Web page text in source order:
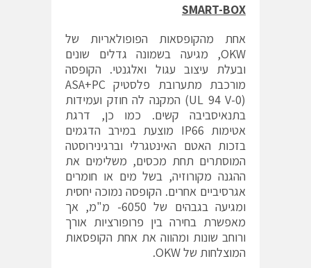
SMART-BOX
אחת מהקופסאות הפופולאריות של
OKW, מגיעה בשמונה גדלים שונים
ובעלת עיצוב עגול ואלגנטי. הקופסה
מורכבת מתערובת פלסטיק ASA+PC
(UL 94 V-0) המקנה לה חוזק ועמידות
בתנאיסביבה קשים. כמו כן, דרגת
אטימות IP66 מוצעת במירב הדגמים
בזכות האטם האינטגרלי וברגינירוסטה
המוסתרים תחת מכסים, משלימים את
ההגנה מקורוזיה, בשל מים או חומרים
אגרסיביים אחרים. הקופסה נמוכה יחסית
ומגיעה בגבהים של 6050- מ"מ, אך
מאפשרת בחירה בין פרופורציות אורך
ורוחב שונות ומהווה את אחת הקופסאות
המוצלחות של OKW.